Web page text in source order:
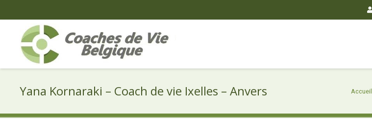
Yana Kornaraki – Coach de vie Ixelles – Anvers Accueil